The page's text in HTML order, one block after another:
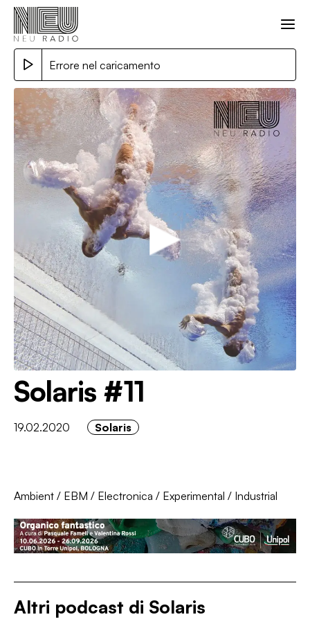
Errore nel caricamento
Solaris #11
19.02.2020 Solaris
Ambient / EBM / Electronica / Experimental / Industrial
Altri podcast di Solaris